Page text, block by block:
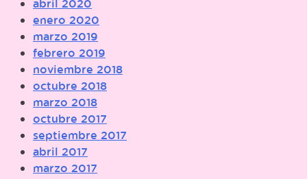
abril 2020
enero 2020
marzo 2019
febrero 2019
noviembre 2018
octubre 2018
marzo 2018
octubre 2017
septiembre 2017
abril 2017
marzo 2017